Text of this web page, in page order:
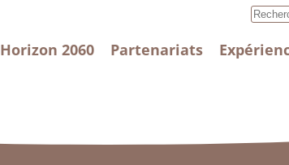
Horizon 2060 Partenariats